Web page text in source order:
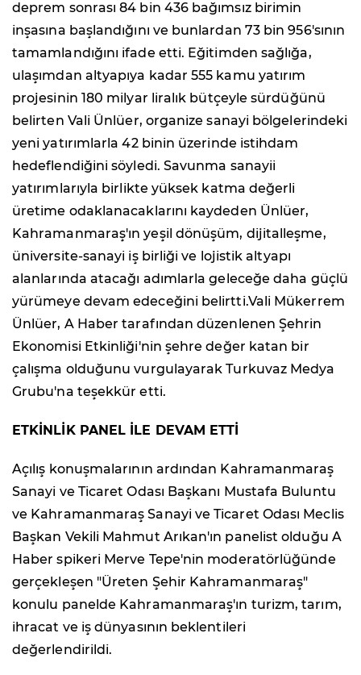
deprem sonrası 84 bin 436 bağımsız birimin
inşasına başlandığını ve bunlardan 73 bin 956'sının
tamamlandığını ifade etti. Eğitimden sağlığa,
ulaşımdan altyapıya kadar 555 kamu yatırım
projesinin 180 milyar liralık bütçeyle sürdüğünü
belirten Vali Ünlüer, organize sanayi bölgelerindeki
yeni yatırımlarla 42 binin üzerinde istihdam
hedeflendiğini söyledi. Savunma sanayii
yatırımlarıyla birlikte yüksek katma değerli
üretime odaklanacaklarını kaydeden Ünlüer,
Kahramanmaraş'ın yeşil dönüşüm, dijitalleşme,
üniversite-sanayi iş birliği ve lojistik altyapı
alanlarında atacağı adımlarla geleceğe daha güçlü
yürümeye devam edeceğini belirtti.Vali Mükerrem
Ünlüer, A Haber tarafından düzenlenen Şehrin
Ekonomisi Etkinliği'nin şehre değer katan bir
çalışma olduğunu vurgulayarak Turkuvaz Medya
Grubu'na teşekkür etti.
ETKİNLİK PANEL İLE DEVAM ETTİ
Açılış konuşmalarının ardından Kahramanmaraş
Sanayi ve Ticaret Odası Başkanı Mustafa Buluntu
ve Kahramanmaraş Sanayi ve Ticaret Odası Meclis
Başkan Vekili Mahmut Arıkan'ın panelist olduğu A
Haber spikeri Merve Tepe'nin moderatörlüğünde
gerçekleşen "Üreten Şehir Kahramanmaraş"
konulu panelde Kahramanmaraş'ın turizm, tarım,
ihracat ve iş dünyasının beklentileri
değerlendirildi.